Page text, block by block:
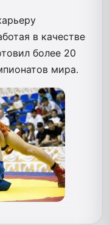
в качестве
более 20
мира.